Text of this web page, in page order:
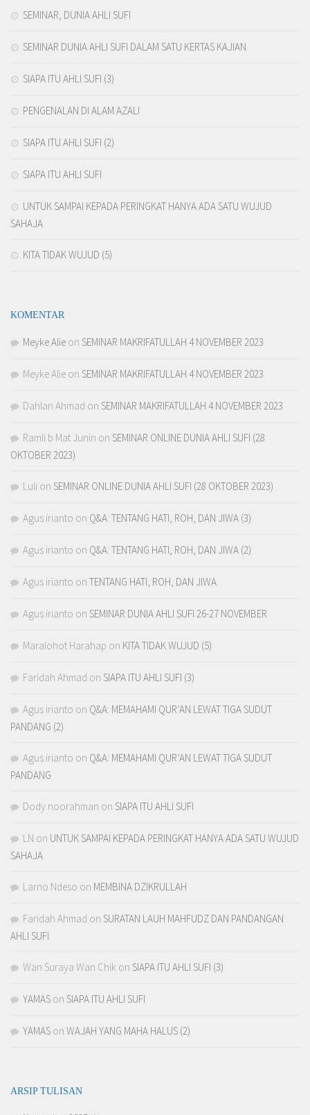
SEMINAR, DUNIA AHLI SUFI
SEMINAR DUNIA AHLI SUFI DALAM SATU KERTAS KAJIAN
SIAPA ITU AHLI SUFI (3)
PENGENALAN DI ALAM AZALI
SIAPA ITU AHLI SUFI (2)
SIAPA ITU AHLI SUFI
UNTUK SAMPAI KEPADA PERINGKAT HANYA ADA SATU WUJUD
SAHAJA
KITA TIDAK WUJUD (5)
KOMENTAR
Meyke Alie on SEMINAR MAKRIFATULLAH 4 NOVEMBER 2023
Meyke Alie on SEMINAR MAKRIFATULLAH 4 NOVEMBER 2023
Dahlan Ahmad on SEMINAR MAKRIFATULLAH 4 NOVEMBER 2023
Ramli b Mat Junin on SEMINAR ONLINE DUNIA AHLI SUFI (28
OKTOBER 2023)
Luli on SEMINAR ONLINE DUNIA AHLI SUFI (28 OKTOBER 2023)
Agus irianto on Q&A: TENTANG HATI, ROH, DAN JIWA (3)
Agus irianto on Q&A: TENTANG HATI, ROH, DAN JIWA (2)
Agus irianto on TENTANG HATI, ROH, DAN JIWA
Agus irianto on SEMINAR DUNIA AHLI SUFI 26-27 NOVEMBER
Maralohot Harahap on KITA TIDAK WUJUD (5)
Faridah Ahmad on SIAPA ITU AHLI SUFI (3)
Agus irianto on Q&A: MEMAHAMI QUR’AN LEWAT TIGA SUDUT
PANDANG (2)
Agus irianto on Q&A: MEMAHAMI QUR’AN LEWAT TIGA SUDUT
PANDANG
Dody noorahman on SIAPA ITU AHLI SUFI
LN on UNTUK SAMPAI KEPADA PERINGKAT HANYA ADA SATU WUJUD
SAHAJA
Larno Ndeso on MEMBINA DZIKRULLAH
Faridah Ahmad on SURATAN LAUH MAHFUDZ DAN PANDANGAN
AHLI SUFI
Wan Suraya Wan Chik on SIAPA ITU AHLI SUFI (3)
YAMAS on SIAPA ITU AHLI SUFI
YAMAS on WAJAH YANG MAHA HALUS (2)
ARSIP TULISAN